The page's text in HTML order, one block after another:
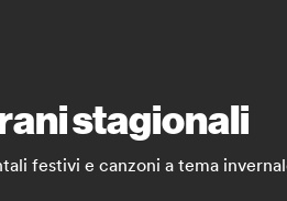
stagionali
festivi e canzoni a tema